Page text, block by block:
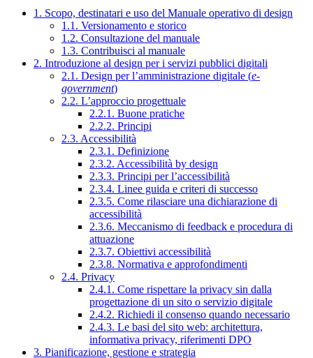
1. Scopo, destinatari e uso del Manuale operativo di design
1.1. Versionamento e storico
1.2. Consultazione del manuale
1.3. Contribuisci al manuale
2. Introduzione al design per i servizi pubblici digitali
2.1. Design per l’amministrazione digitale (e-
government)
2.2. L’approccio progettuale
2.2.1. Buone pratiche
2.2.2. Principi
2.3. Accessibilità
2.3.1. Definizione
2.3.2. Accessibilità by design
2.3.3. Principi per l’accessibilità
2.3.4. Linee guida e criteri di successo
2.3.5. Come rilasciare una dichiarazione di
accessibilità
2.3.6. Meccanismo di feedback e procedura di
attuazione
2.3.7. Obiettivi accessibilità
2.3.8. Normativa e approfondimenti
2.4. Privacy
2.4.1. Come rispettare la privacy sin dalla
progettazione di un sito o servizio digitale
2.4.2. Richiedi il consenso quando necessario
2.4.3. Le basi del sito web: architettura,
informativa privacy, riferimenti DPO
3. Pianificazione, gestione e strategia